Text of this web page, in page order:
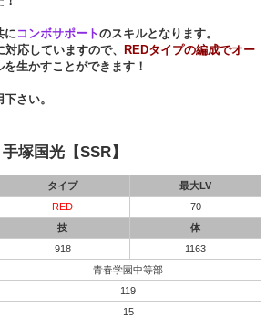
にコンボサポートのスキルとなります。
応していますので、
REDタイプの編成でオー
を生かすことができます！
さい。
塚国光【SSR】
タイプ
最大LV
RED
70
技
体
918
1163
青春学園中等部
119
15